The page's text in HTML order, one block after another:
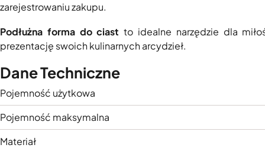
zarejestrowaniu zakupu.
Podłużna forma do ciast to idealne narzędzie dla
prezentację swoich kulinarnych arcydzieł.
Dane Techniczne
Pojemność użytkowa
Pojemność maksymalna
Materiał